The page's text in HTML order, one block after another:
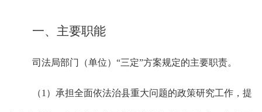
一、主要职能
司法局部门（单位）“三定”方案规定的主要职责。
（1）承担全面依法治县重大问题的政策研究工作，提